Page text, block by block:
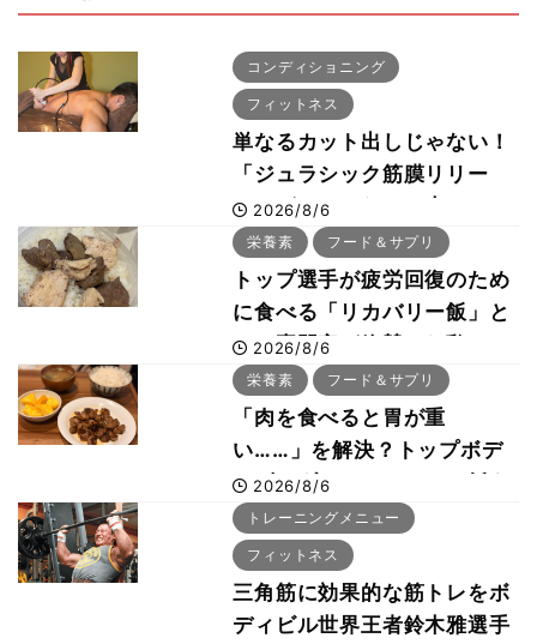
コンディショニング
フィットネス
単なるカット出しじゃない！
「ジュラシック筋膜リリー
ス」が口コミだけで大ヒット
した納得の理由 木澤大祐が
解説
2026/8/6
栄養素 フード＆サプリ
トップ選手が疲労回復のため
に食べる「リカバリー飯」と
は？専門家が絶賛した鶏レバ
ー活用法
2026/8/6
栄養素 フード＆サプリ
「肉を食べると胃が重
い……」を解決？トップボデ
ィビルダーのリカバリー飯を
専門家がロジカル解説
2026/8/6
トレーニングメニュー
フィットネス
三角筋に効果的な筋トレをボ
ディビル世界王者鈴木雅選手